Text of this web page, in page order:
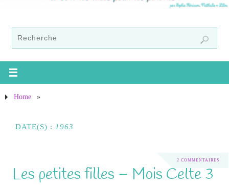
Home »
DATE(S) : 1963
2 COMMENTAIRES
Les petites filles – Mois Celte 3